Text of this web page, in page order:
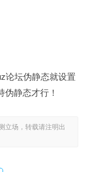
论坛伪静态就设置
伪静态才行！
立场，转载请注明出